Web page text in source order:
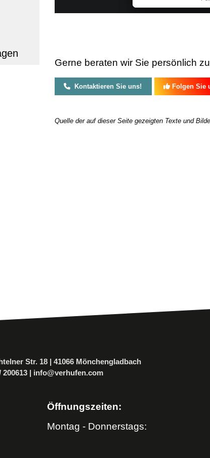
Gerne beraten wir Sie persönlich
Kontaktieren Sie uns! Folgen Sie
Quelle der auf dieser Seite gezeigten Texte und
Str. 18 | 41066 Mönchengladbach
200613 | info@verhufen.com
Öffnungszeiten:
Montag - Donnerstags: